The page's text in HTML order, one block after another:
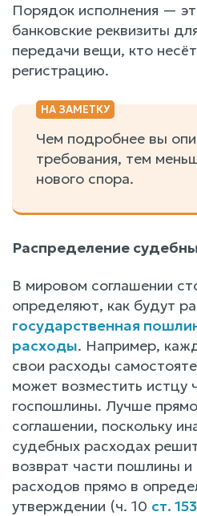
Порядок исполнения —
банковские реквизиты
передачи вещи, кто
регистрацию.
Чем подробнее вы
требования, тем
нового спора.
Распределение
В мировом соглашении
определяют, как будут
государственная
расходы. Например,
свои расходы
может возместить истцу
госпошлины. Лучше прямо
соглашении, поскольку
судебных расходах
возврат части пошлины
расходов прямо в
утверждении (ч. 10 ст.